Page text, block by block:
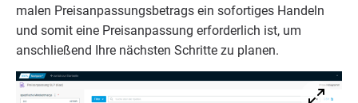
ma­len Preis­an­pas­sungs­be­trags ein sofor­ti­ges Han­deln
und somit eine Preis­an­pas­sung erfor­der­lich ist, um
anschlie­ßend Ihre nächs­ten Schrit­te zu planen.